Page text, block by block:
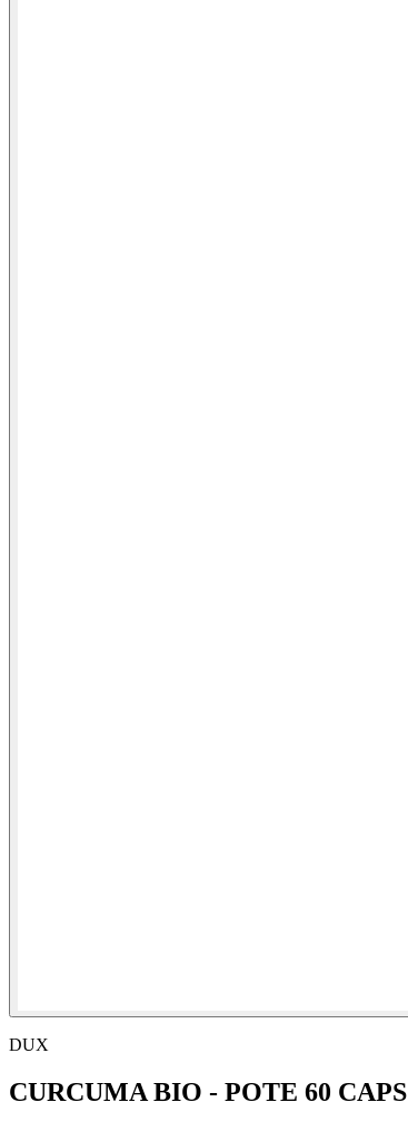
DUX
CURCUMA BIO - POTE 60 CAPS